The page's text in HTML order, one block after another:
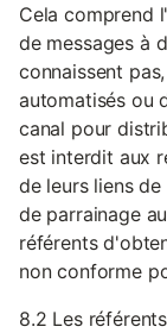
Cela comprend
de messages à
connaissent
automatisés ou
canal pour
est interdit aux
de leurs liens
de parrainage
référents
non conforme
8.2 Les